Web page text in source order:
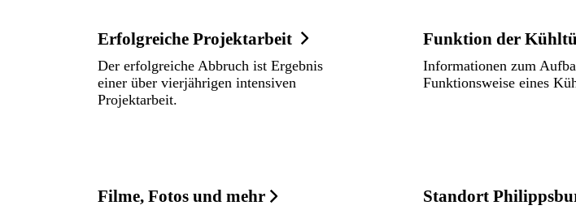
Erfolgreiche Projektarbeit
Der erfolgreiche Abbruch ist Ergebnis
einer über vierjährigen intensiven
Projektarbeit.
Funktion der
Informationen zum
Funktionsweise eines
Filme, Fotos und mehr Standort